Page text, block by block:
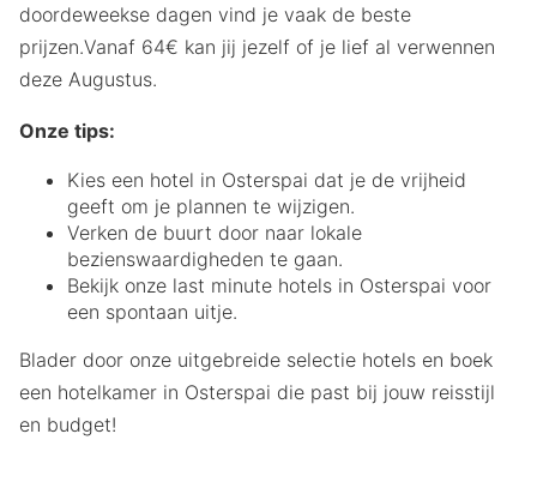
doordeweekse dagen vind je vaak de beste
prijzen.Vanaf 64€ kan jij jezelf of je lief al verwennen
deze Augustus.
Onze tips:
Kies een hotel in Osterspai dat je de vrijheid
geeft om je plannen te wijzigen.
Verken de buurt door naar lokale
bezienswaardigheden te gaan.
Bekijk onze last minute hotels in Osterspai voor
een spontaan uitje.
Blader door onze uitgebreide selectie hotels en boek
een hotelkamer in Osterspai die past bij jouw reisstijl
en budget!